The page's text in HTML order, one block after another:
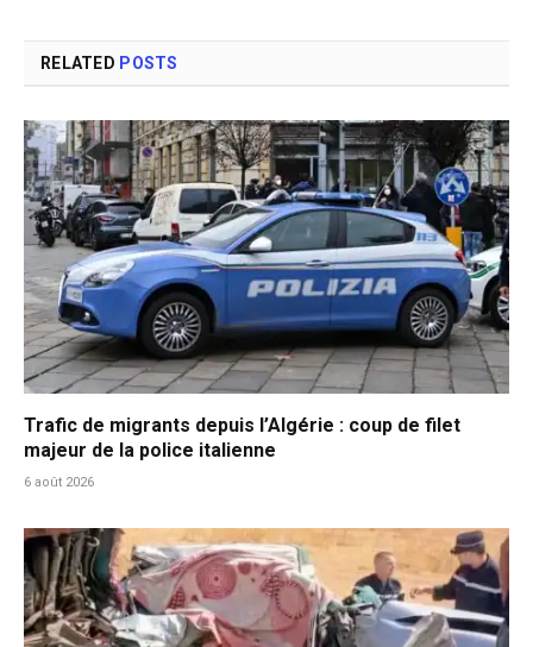
RELATED POSTS
Trafic de migrants depuis l’Algérie : coup de filet
majeur de la police italienne
6 août 2026